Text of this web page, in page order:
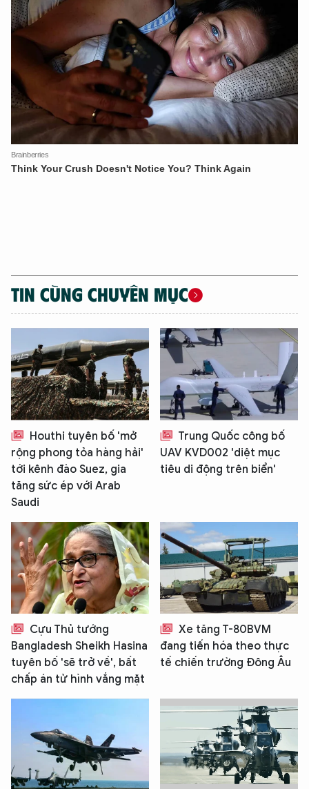
TIN CÙNG CHUYÊN MỤC
Houthi tuyên bố 'mở
rộng phong tỏa hàng hải'
tới kênh đào Suez, gia
tăng sức ép với Arab
Saudi
Trung Quốc công bố
UAV KVD002 'diệt mục
tiêu di động trên biển'
Cựu Thủ tướng
Bangladesh Sheikh Hasina
tuyên bố 'sẽ trở về', bất
chấp án tử hình vắng mặt
Xe tăng T-80BVM
đang tiến hóa theo thực
tế chiến trường Đông Âu
XIN CHÀO,
TÔI LÀ CHATBOT CỦA
Hãy hỏi tôi bất kỳ điều gì bạn cần biết về
An Ninh Thủ Đô nhé. Tôi sẵn sàng hỗ trợ!